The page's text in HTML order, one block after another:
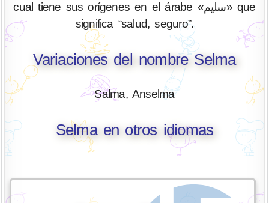
cual tiene sus orígenes en el árabe «سليم» que
significa “salud, seguro”.
Variaciones del nombre Selma
Salma, Anselma
Selma en otros idiomas